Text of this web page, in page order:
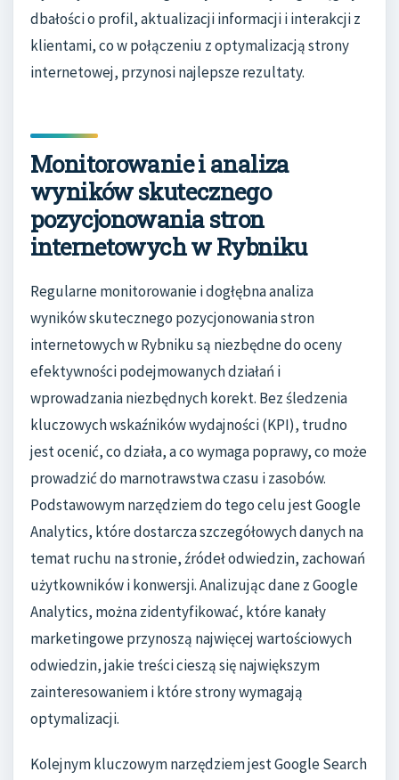
dbałości o profil, aktualizacji informacji i interakcji z
klientami, co w połączeniu z optymalizacją strony
internetowej, przynosi najlepsze rezultaty.
Monitorowanie i analiza
wyników skutecznego
pozycjonowania stron
internetowych w Rybniku
Regularne monitorowanie i dogłębna analiza
wyników skutecznego pozycjonowania stron
internetowych w Rybniku są niezbędne do oceny
efektywności podejmowanych działań i
wprowadzania niezbędnych korekt. Bez śledzenia
kluczowych wskaźników wydajności (KPI), trudno
jest ocenić, co działa, a co wymaga poprawy, co może
prowadzić do marnotrawstwa czasu i zasobów.
Podstawowym narzędziem do tego celu jest Google
Analytics, które dostarcza szczegółowych danych na
temat ruchu na stronie, źródeł odwiedzin, zachowań
użytkowników i konwersji. Analizując dane z Google
Analytics, można zidentyfikować, które kanały
marketingowe przynoszą najwięcej wartościowych
odwiedzin, jakie treści cieszą się największym
zainteresowaniem i które strony wymagają
optymalizacji.
Kolejnym kluczowym narzędziem jest Google Search